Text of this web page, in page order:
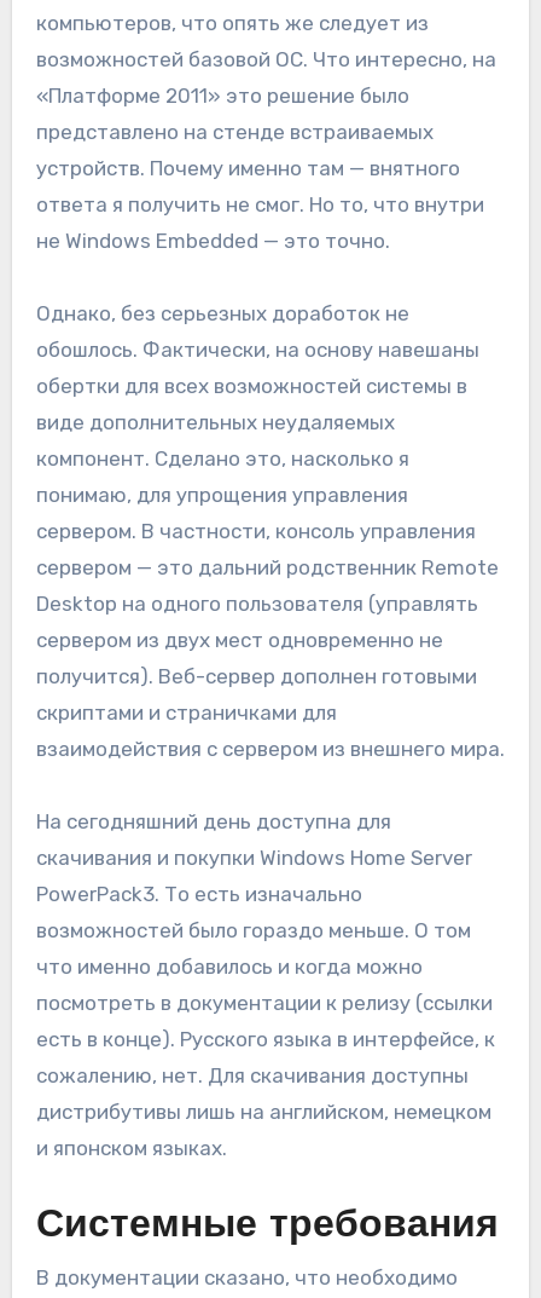
компьютеров, что опять же следует из
возможностей базовой ОС. Что интересно, на
«Платформе 2011» это решение было
представлено на стенде встраиваемых
устройств. Почему именно там — внятного
ответа я получить не смог. Но то, что внутри
не Windows Embedded — это точно.
Однако, без серьезных доработок не
обошлось. Фактически, на основу навешаны
обертки для всех возможностей системы в
виде дополнительных неудаляемых
компонент. Сделано это, насколько я
понимаю, для упрощения управления
сервером. В частности, консоль управления
сервером — это дальний родственник Remote
Desktop на одного пользователя (управлять
сервером из двух мест одновременно не
получится). Веб-сервер дополнен готовыми
скриптами и страничками для
взаимодействия с сервером из внешнего мира.
На сегодняшний день доступна для
скачивания и покупки Windows Home Server
PowerPack3. То есть изначально
возможностей было гораздо меньше. О том
что именно добавилось и когда можно
посмотреть в документации к релизу (ссылки
есть в конце). Русского языка в интерфейсе, к
сожалению, нет. Для скачивания доступны
дистрибутивы лишь на английском, немецком
и японском языках.
Системные требования
В документации сказано, что необходимо